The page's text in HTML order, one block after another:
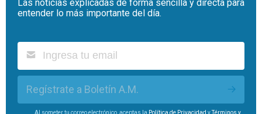
Las noticias explicadas de forma sencilla y directa para
entender lo más importante del día.
Regístrate a Boletín A.M.
Al someter tu correo electrónico, aceptas la Política de Privacidad yTérminos y